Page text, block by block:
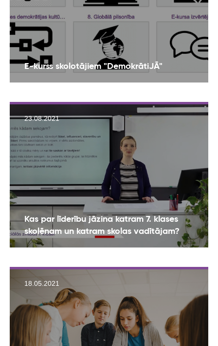
E-kurss skolotājiem "DemokrātiJĀ"
23.08.2021
Kas par līderību jāzina katram 7. klases
skolēnam un katram skolas vadītājam?
18.05.2021